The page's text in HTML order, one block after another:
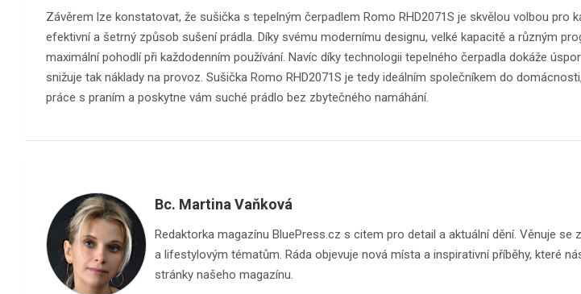
Závěrem lze konstatovat, že sušička s tepelným čerpadlem Romo RHD2071S je skvělou volbou pro
efektivní a šetrný způsob sušení prádla. Díky svému modernímu designu, velké kapacitě a různým
maximální pohodlí při každodenním používání. Navíc díky technologii tepelného čerpadla dokáže
snižuje tak náklady na provoz. Sušička Romo RHD2071S je tedy ideálním společníkem do
práce s praním a poskytne vám suché prádlo bez zbytečného namáhání.
Bc. Martina Vaňková
Redaktorka magazínu BluePress.cz s citem pro detail a aktuální dění. Věnuje se
a lifestylovým tématům. Ráda objevuje nová místa a inspirativní příběhy, které
stránky našeho magazínu.